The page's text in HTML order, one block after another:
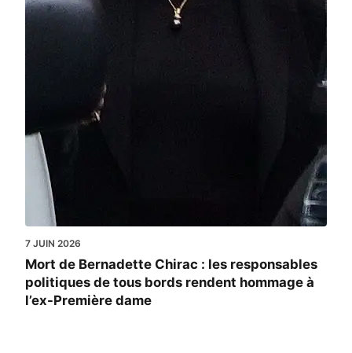
7 JUIN 2026
Mort de Bernadette Chirac : les responsables
politiques de tous bords rendent hommage à
l’ex-Première dame